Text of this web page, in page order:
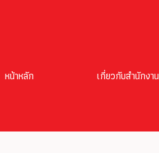
หน้าหลัก เกี่ยวกับสำนักงาน